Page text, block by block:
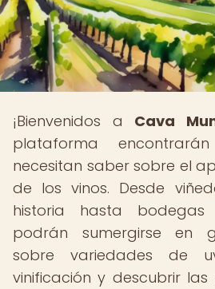
¡Bienvenidos a Cava
plataforma
necesitan saber sobre el
de los vinos. Desde
historia hasta bodegas
podrán sumergirse en
sobre variedades de
vinificación y descubrir las